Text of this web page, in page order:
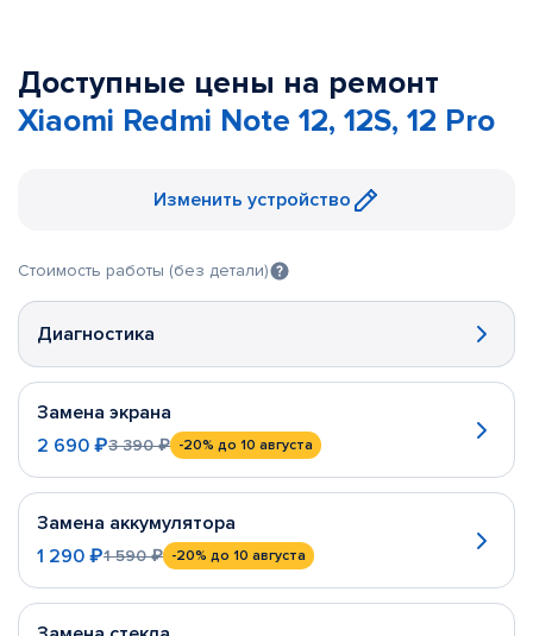
Доступные цены на ремонт
Xiaomi Redmi Note 12, 12S, 12 Pro
Изменить устройство
Стоимость работы (без детали)
Диагностика
Замена экрана
2 690 ₽3 390 ₽ -20% до 10 августа
Замена аккумулятора
1 290 ₽1 590 ₽ -20% до 10 августа